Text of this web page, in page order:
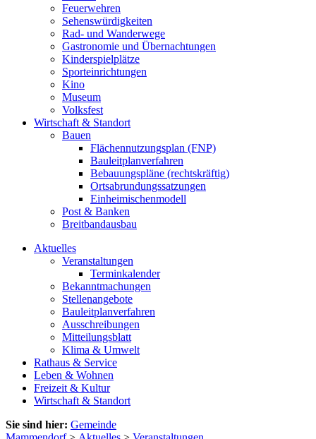
Feuerwehren
Sehenswürdigkeiten
Rad- und Wanderwege
Gastronomie und Übernachtungen
Kinderspielplätze
Sporteinrichtungen
Kino
Museum
Volksfest
Wirtschaft & Standort
Bauen
Flächennutzungsplan (FNP)
Bauleitplanverfahren
Bebauungspläne (rechtskräftig)
Ortsabrundungssatzungen
Einheimischenmodell
Post & Banken
Breitbandausbau
Aktuelles
Veranstaltungen
Terminkalender
Bekanntmachungen
Stellenangebote
Bauleitplanverfahren
Ausschreibungen
Mitteilungsblatt
Klima & Umwelt
Rathaus & Service
Leben & Wohnen
Freizeit & Kultur
Wirtschaft & Standort
Sie sind hier: Gemeinde